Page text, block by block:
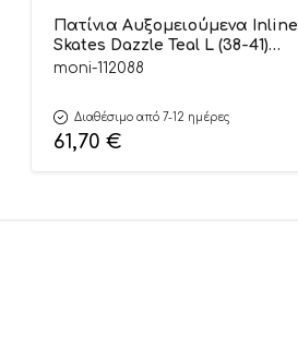
Πατίνια Αυξομειούμενα Inline
Skates Dazzle Teal L (38-41)
3800146229467 – Byox
moni-112088
Διαθέσιμο από 7-12 ημέρες
61,70 €